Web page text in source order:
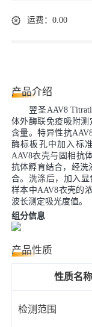
运费：0.00
产品介绍
翌圣AAV8
体外酶联免疫吸附
含量。特异性抗
酶标板孔中加入标
AAV8衣壳与固相抗
抗体孵育结合，经洗
合。洗涤后，加入
样本中AAV8衣壳的
波长测定吸光度值。
组分信息
产品性质
性质名称
检测范围